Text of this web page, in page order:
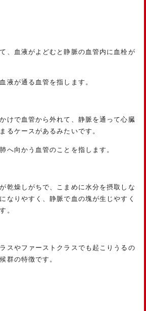
、血液がよどむと静脈の血管内に血栓が
液が通る血管を指します。
けで血管から外れて、静脈を通って心臓
るケースがあるみたいです。
へ向かう血管のことを指します。
乾燥しがちで、こまめに水分を摂取しな
なりやすく、静脈で血の塊が生じやすく
。
スやファーストクラスでも起こりうるの
群の特徴です。